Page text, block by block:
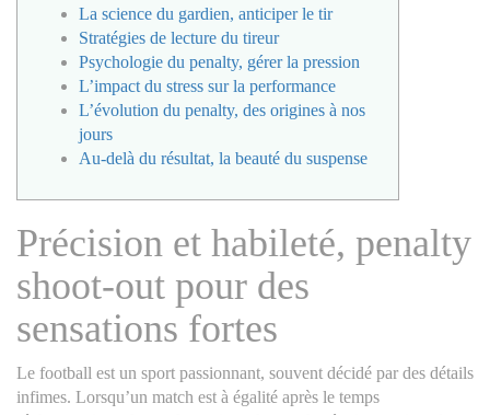
La science du gardien, anticiper le tir
Stratégies de lecture du tireur
Psychologie du penalty, gérer la pression
L’impact du stress sur la performance
L’évolution du penalty, des origines à nos
jours
Au-delà du résultat, la beauté du suspense
Précision et habileté, penalty
shoot-out pour des
sensations fortes
Le football est un sport passionnant, souvent décidé par des détails
infimes. Lorsqu’un match est à égalité après le temps